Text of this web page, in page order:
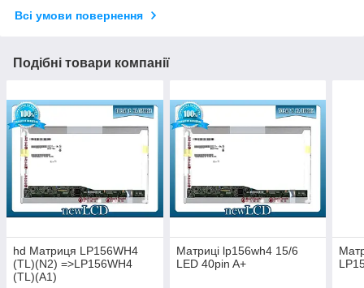
Всі умови повернення
Подібні товари компанії
hd Матриця LP156WH4
(TL)(N2) =>LP156WH4
(TL)(A1)
Матриці lp156wh4 15/6
LED 40pin A+